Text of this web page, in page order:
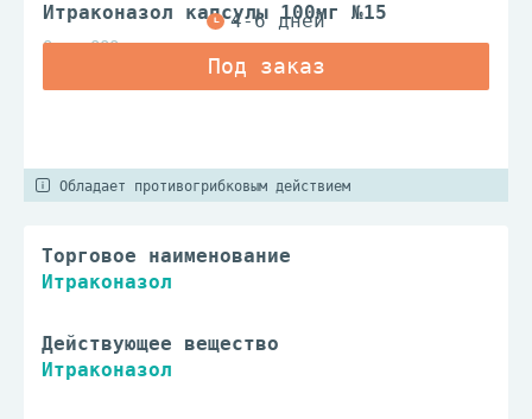
Итраконазол капсулы 100мг №15
Озон ООО
Обладает противогрибковым действием
Торговое наименование
Итраконазол
Действующее вещество
Итраконазол